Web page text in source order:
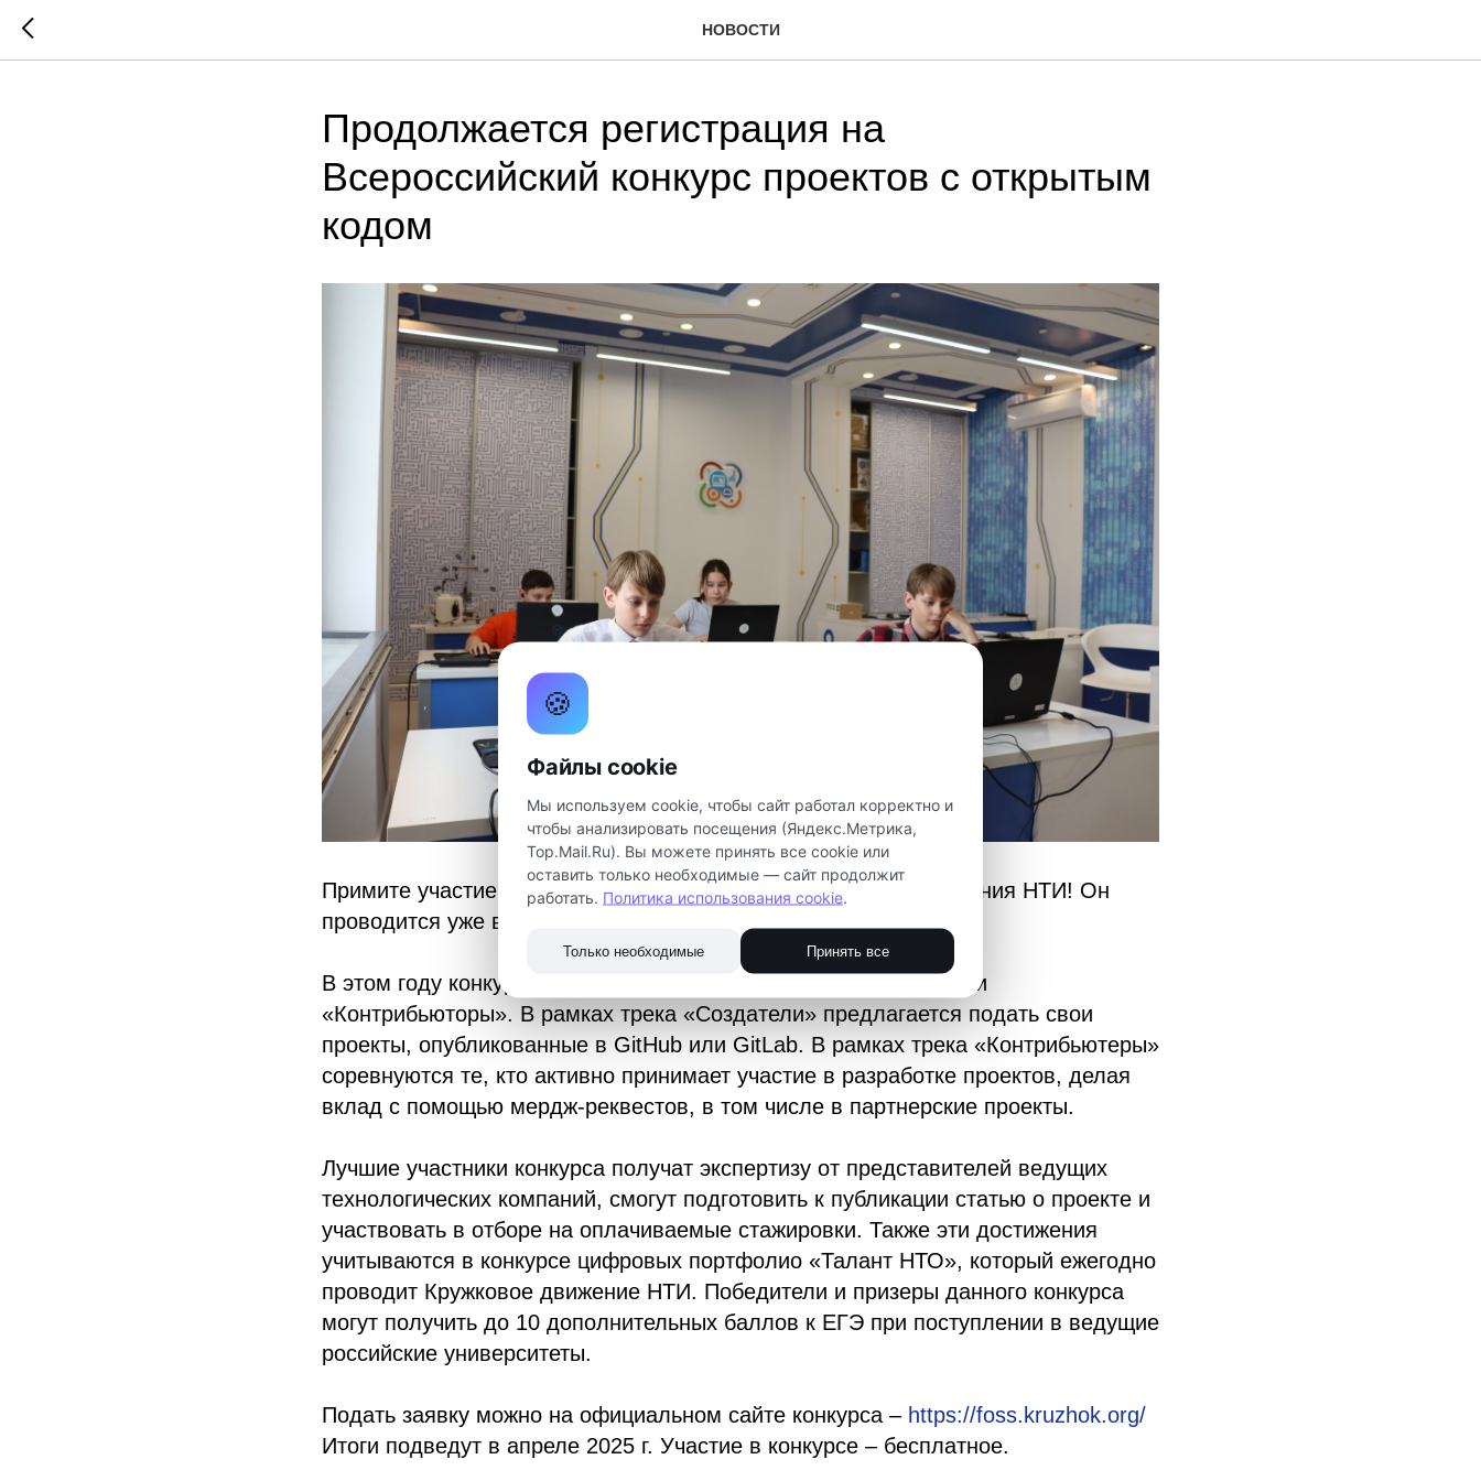
НОВОСТИ
Продолжается регистрация на
Всероссийский конкурс проектов с открытым
кодом
Примите участие во всероссийском конкурсе Кружкового движения НТИ! Он
проводится уже в 4 раз.
В этом году конкурс пройдет по 2 направлениям: «Создатели» и
«Контрибьюторы». В рамках трека «Создатели» предлагается подать свои
проекты, опубликованные в GitHub или GitLab. В рамках трека «Контрибьютеры»
соревнуются те, кто активно принимает участие в разработке проектов, делая
вклад с помощью мердж-реквестов, в том числе в партнерские проекты.
Лучшие участники конкурса получат экспертизу от представителей ведущих
технологических компаний, смогут подготовить к публикации статью о проекте и
участвовать в отборе на оплачиваемые стажировки. Также эти достижения
учитываются в конкурсе цифровых портфолио «Талант НТО», который ежегодно
проводит Кружковое движение НТИ. Победители и призеры данного конкурса
могут получить до 10 дополнительных баллов к ЕГЭ при поступлении в ведущие
российские университеты.
Подать заявку можно на официальном сайте конкурса – https://foss.kruzhok.org/
Итоги подведут в апреле 2025 г. Участие в конкурсе – бесплатное.
🍪
Файлы cookie
Мы используем cookie, чтобы сайт работал корректно и
чтобы анализировать посещения (Яндекс.Метрика,
Top.Mail.Ru). Вы можете принять все cookie или
оставить только необходимые — сайт продолжит
работать. Политика использования cookie.
Только необходимые Принять все